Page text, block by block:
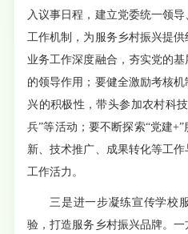
入议事日程，建立党委统一领
工作机制，为服务乡村振兴提
业务工作深度融合，夯实党的
的领导作用；要健全激励考核
兴的积极性，带头参加农村科
兵”等活动；要不断探索“党建
新、技术推广、成果转化等工
工作活力。
三是进一步凝练宣传学校
验，打造服务乡村振兴品牌。